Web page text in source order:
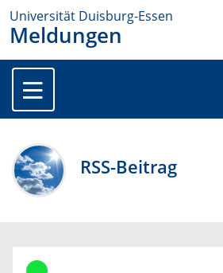
Universität Duisburg-Essen
Meldungen
RSS-Beitrag